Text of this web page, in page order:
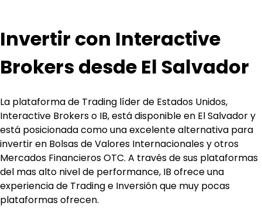
Invertir con Interactive
Brokers desde El Salvador
La plataforma de Trading líder de Estados Unidos,
Interactive Brokers o IB, está disponible en El Salvador y
está posicionada como una excelente alternativa para
invertir en Bolsas de Valores Internacionales y otros
Mercados Financieros OTC. A través de sus plataformas
del mas alto nivel de performance, IB ofrece una
experiencia de Trading e Inversión que muy pocas
plataformas ofrecen.